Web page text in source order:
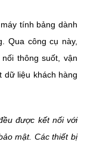
tính bảng dành
Qua công cụ này,
thông suốt, vận
dữ liệu khách hàng
được kết nối với
mật. Các thiết bị